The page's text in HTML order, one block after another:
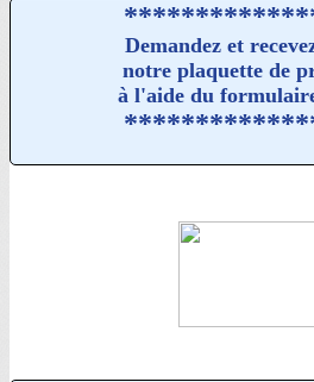
Demandez et
notre plaquette de
à l'aide du